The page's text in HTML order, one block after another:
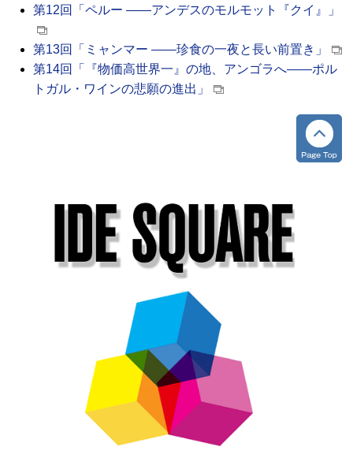
第12回「ペルー ――アンデスのモルモット『クイ』」
第13回「ミャンマー ――珍食の一夜と長い前置き」
第14回「『物価高世界一』の地、アンゴラへ――ポル
トガル・ワインの悲願の進出」